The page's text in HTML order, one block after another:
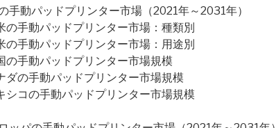
手動パッドプリンター市場（2021年～2031年）
の手動パッドプリンター市場：種類別
の手動パッドプリンター市場：用途別
の手動パッドプリンター市場規模
ダの手動パッドプリンター市場規模
シコの手動パッドプリンター市場規模